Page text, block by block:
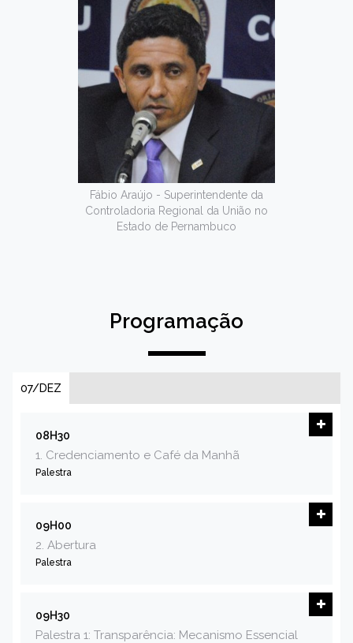
Fábio Araújo - Superintendente da
Controladoria Regional da União no
Estado de Pernambuco
Programação
07/DEZ
08H30
1. Credenciamento e Café da Manhã
Palestra
09H00
2. Abertura
Palestra
09H30
Palestra 1: Transparência: Mecanismo Essencial